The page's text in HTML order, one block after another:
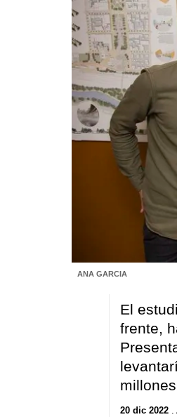
ANA GARCIA
El
frente,
20 dic 2022.